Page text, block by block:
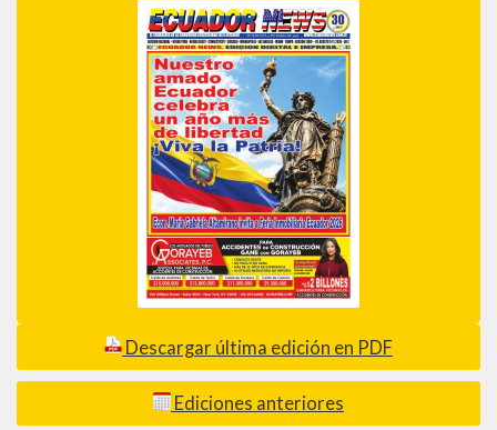
Descargar última edición en PDF
Ediciones anteriores